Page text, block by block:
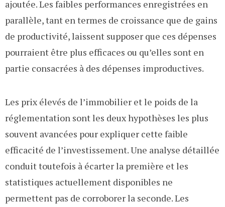
ajoutée. Les faibles performances enregistrées en
parallèle, tant en termes de croissance que de gains
de productivité, laissent supposer que ces dépenses
pourraient être plus efficaces ou qu’elles sont en
partie consacrées à des dépenses improductives.
Les prix élevés de l’immobilier et le poids de la
réglementation sont les deux hypothèses les plus
souvent avancées pour expliquer cette faible
efficacité de l’investissement. Une analyse détaillée
conduit toutefois à écarter la première et les
statistiques actuellement disponibles ne
permettent pas de corroborer la seconde. Les